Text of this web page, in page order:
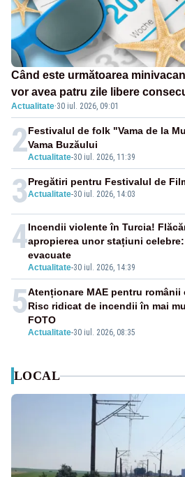
Când este următoarea
vor avea patru zile libere
Actualitate·30 iul. 2026, 09:01
2Actualitate-30 iul. 2026, 11:39
Festivalul de folk "Vama de la
Vama Buzăului
3Actualitate-30 iul. 2026, 14:03
Pregătiri pentru Festivalul de
4
Actualitate-30 iul. 2026, 14:39
Incendii violente în Turcia!
apropierea unor stațiuni
evacuate
5
Actualitate-30 iul. 2026, 08:35
Atenționare MAE pentru românii
Risc ridicat de incendii în mai
FOTO
LOCAL